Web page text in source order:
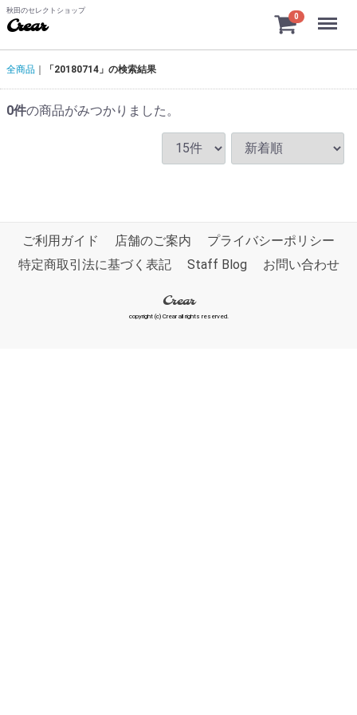
秋田のセレクトショップ
Crear
0 Menu
全商品 「20180714」の検索結果
0件の商品がみつかりました。
ご利用ガイド 店舗のご案内
プライバシーポリシー
特定商取引法に基づく表記
Staff Blog お問い合わせ
Crear
copyright (c) Crear all rights reserved.